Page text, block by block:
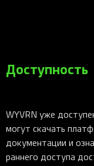
Доступность
WYVRN уже
могут скачать
документации и
раннего доступа